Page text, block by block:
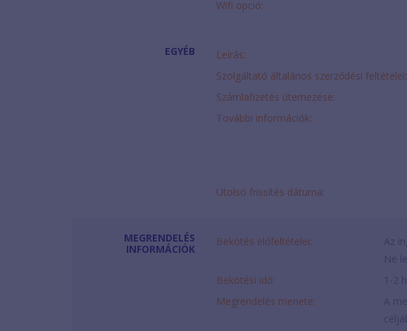
Wifi opció:
EGYÉB Leírás:
Szolgáltató általános szerződési feltételei:
Számlafizetés ütemezése:
További információk:
Utolsó frissítés dátuma:
MEGRENDELÉS
INFORMÁCIÓK
Bekötés előfeltételei:
Bekötési idő:
Megrendelés menete: